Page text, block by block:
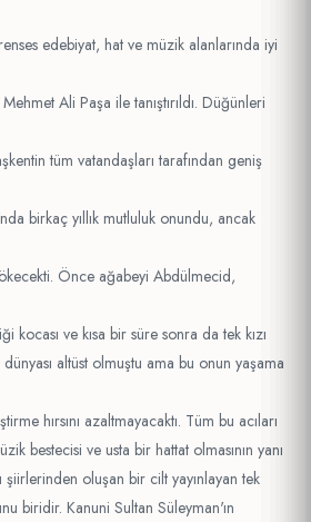
edebiyat, hat ve müzik alanlarında iyi
Ali Paşa ile tanıştırıldı. Düğünleri
tüm vatandaşları tarafından geniş
birkaç yıllık mutluluk onundu, ancak
Önce ağabeyi Abdülmecid,
kocası ve kısa bir süre sonra da tek kızı
altüst olmuştu ama bu onun yaşama
hırsını azaltmayacaktı. Tüm bu acıları
bestecisi ve usta bir hattat olmasının yanı
şiirlerinden oluşan bir cilt yayınlayan tek
biridir. Kanuni Sultan Süleyman'ın